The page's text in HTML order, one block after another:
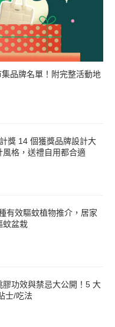
品牌名單！附完整活動地
獎 14 個獲獎品牌設計大
風格，送禮自用都合適
有效驅蚊植物推介，居家
蚊盆栽
膠功效與禁忌大公開！5 大
士/吃法